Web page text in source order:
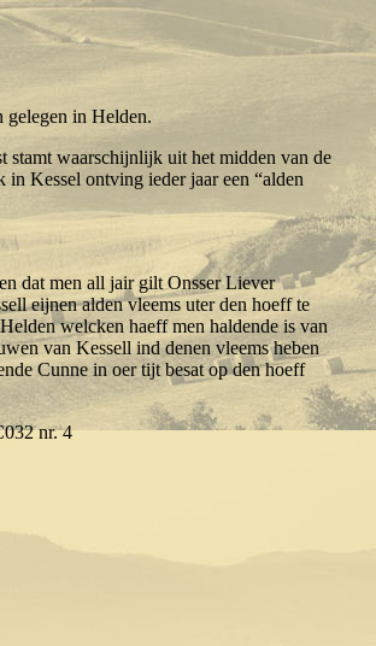
gelegen in Helden.
stamt waarschijnlijk uit het midden van de
in Kessel ontving ieder jaar een “alden
dat men all jair gilt Onsser Liever
eijnen alden vleems uter den hoeff te
welcken haeff men haldende is van
van Kessell ind denen vleems heben
Cunne in oer tijt besat op den hoeff
nr. 4